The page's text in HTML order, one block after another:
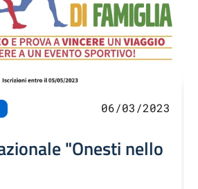
06/03/2023
"Onesti nello